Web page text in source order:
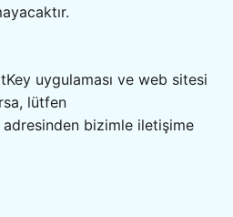
uygulaması ve web sitesi
lütfen
adresinden bizimle iletişime